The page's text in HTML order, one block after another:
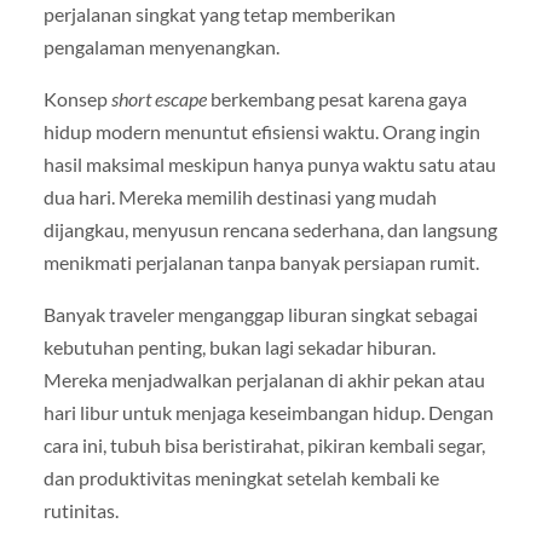
perjalanan singkat yang tetap memberikan
pengalaman menyenangkan.
Konsep short escapeberkembang pesat karena gaya
hidup modern menuntut efisiensi waktu. Orang ingin
hasil maksimal meskipun hanya punya waktu satu atau
dua hari. Mereka memilih destinasi yang mudah
dijangkau, menyusun rencana sederhana, dan langsung
menikmati perjalanan tanpa banyak persiapan rumit.
Banyak traveler menganggap liburan singkat sebagai
kebutuhan penting, bukan lagi sekadar hiburan.
Mereka menjadwalkan perjalanan di akhir pekan atau
hari libur untuk menjaga keseimbangan hidup. Dengan
cara ini, tubuh bisa beristirahat, pikiran kembali segar,
dan produktivitas meningkat setelah kembali ke
rutinitas.